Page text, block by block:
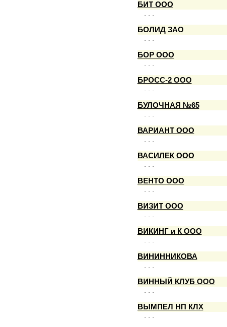
БИТ ООО
. . .
БОЛИД ЗАО
. . .
БОР ООО
. . .
БРОСС-2 ООО
. . .
БУЛОЧНАЯ №65
. . .
ВАРИАНТ ООО
. . .
ВАСИЛЕК ООО
. . .
ВЕНТО ООО
. . .
ВИЗИТ ООО
. . .
ВИКИНГ и К ООО
. . .
ВИНИННИКОВА
. . .
ВИННЫЙ КЛУБ ООО
. . .
ВЫМПЕЛ НП КЛХ
. . .